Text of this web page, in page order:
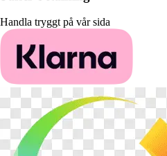
Handla tryggt på vår sida